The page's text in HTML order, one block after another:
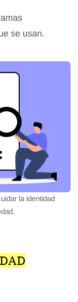
se usan.
la identidad